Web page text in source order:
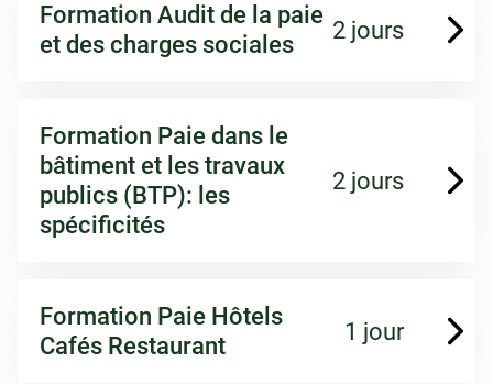
Formation Audit de la paie
et des charges sociales
2 jours
Formation Paie dans le
bâtiment et les travaux
publics (BTP): les
spécificités
2 jours
Formation Paie Hôtels
Cafés Restaurant
1 jour